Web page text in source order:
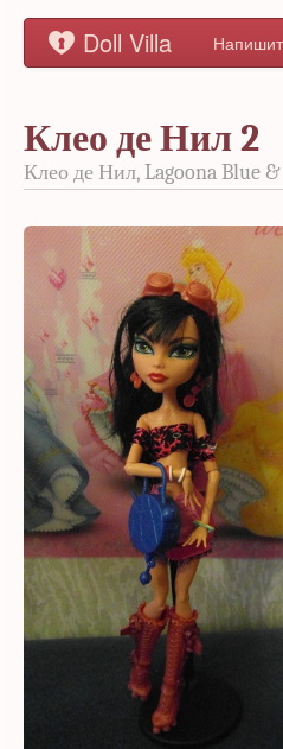
Doll Villa
Клео де Нил 2
Клео де Нил, Lagoona Blue &